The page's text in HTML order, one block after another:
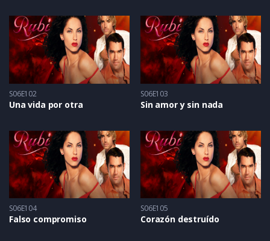
S06E102
Una vida por otra
S06E103
Sin amor y sin nada
S06E104
Falso compromiso
S06E105
Corazón destruído